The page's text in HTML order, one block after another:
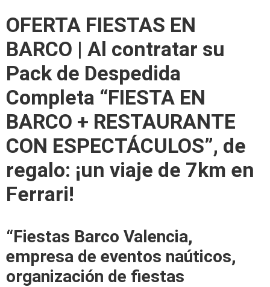
OFERTA FIESTAS EN
BARCO | Al contratar su
Pack de Despedida
Completa “FIESTA EN
BARCO + RESTAURANTE
CON ESPECTÁCULOS”, de
regalo: ¡un viaje de 7km en
Ferrari!
“Fiestas Barco Valencia,
empresa de eventos naúticos,
organización de fiestas